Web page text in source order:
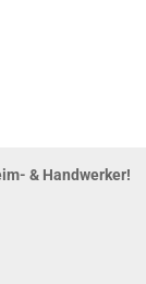
& Handwerker!